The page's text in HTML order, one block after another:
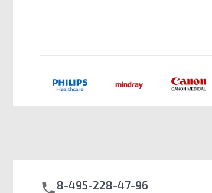
8-495-228-47-96